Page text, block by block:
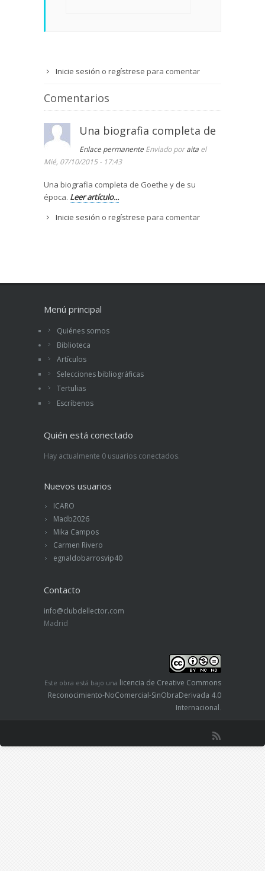
Inicie sesión o regístrese para comentar
Comentarios
Una biografia completa de
Enlace permanente Enviado poraita el
Mié, 07/10/2015 - 17:43
Una biografia completa de Goethe y de su
época. Leer artículo...
Inicie sesión o regístrese para comentar
Menú principal
Quiénes somos
Biblioteca
Artículos
Selecciones bibliográficas
Tertulias
Escríbenos
Quién está conectado
Hay actualmente 0 usuarios conectados.
Nuevos usuarios
ICARO
Madb2026
Mika Campos
Carmen Rivero
egnaldobarrosvip40
Contacto
info@clubdellector.com
Madrid
Este obra está bajo una licencia de Creative Commons
Reconocimiento-NoComercial-SinObraDerivada 4.0
Internacional